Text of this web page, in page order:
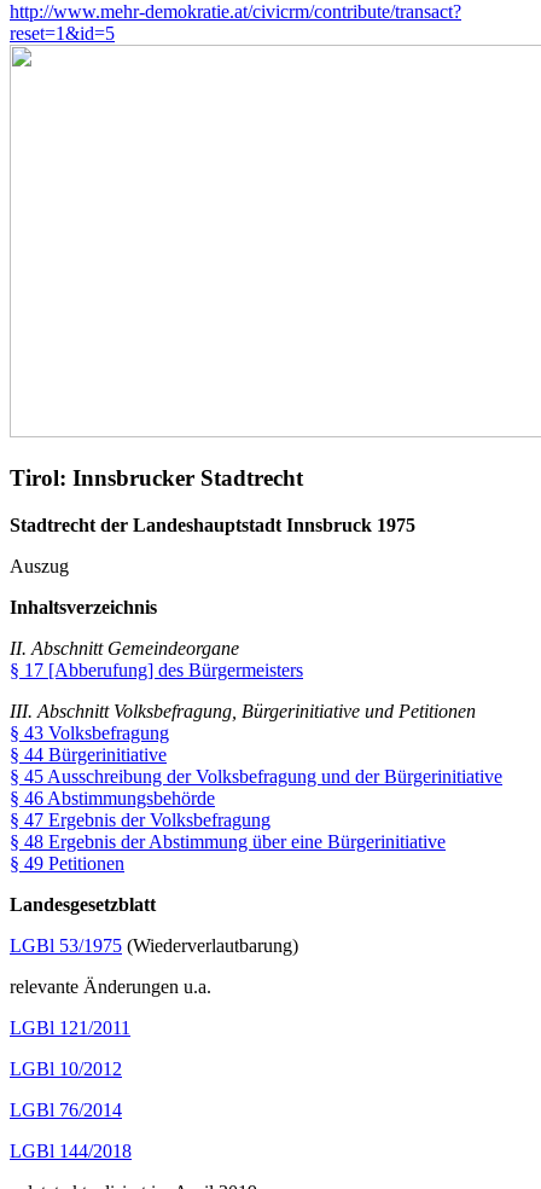
http://www.mehr-demokratie.at/civicrm/contribute/transact?
reset=1&id=5
Tirol: Innsbrucker Stadtrecht
Stadtrecht der Landeshauptstadt Innsbruck 1975
Auszug
Inhaltsverzeichnis
II. Abschnitt Gemeindeorgane
§ 17 [Abberufung] des Bürgermeisters
III. Abschnitt Volksbefragung, Bürgerinitiative und Petitionen
§ 43 Volksbefragung
§ 44 Bürgerinitiative
§ 45 Ausschreibung der Volksbefragung und der Bürgerinitiative
§ 46 Abstimmungsbehörde
§ 47 Ergebnis der Volksbefragung
§ 48 Ergebnis der Abstimmung über eine Bürgerinitiative
§ 49 Petitionen
Landesgesetzblatt
LGBl 53/1975 (Wiederverlautbarung)
relevante Änderungen u.a.
LGBl 121/2011
LGBl 10/2012
LGBl 76/2014
LGBl 144/2018